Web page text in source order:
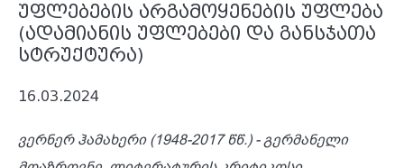
უფლებების არგამოყენების უფლება
(ადამიანის უფლებები და განსჯათა
სტრუქტურა)
16.03.2024
ვერნერ ჰამახერი (1948-2017 წწ.) - გერმანელი